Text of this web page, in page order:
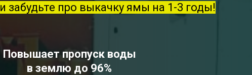
и забудьте про выкачку ямы на 1-3 годы!
Повышает пропуск воды
в землю до 96%